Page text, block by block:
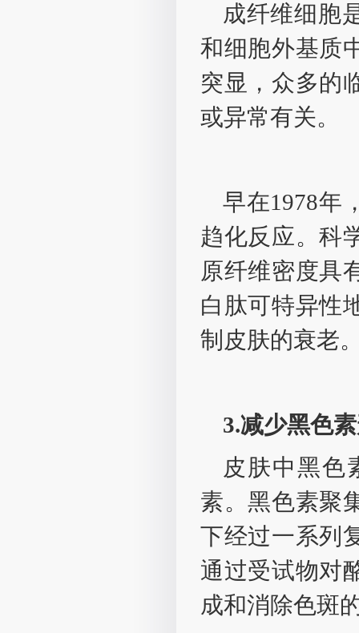
成纤维细胞
和细胞外基质
突显，众多的
或异常有关。
早在1978年
趋化反应。科
原纤维密度具
白肽可特异性
制皮肤的衰老
3.减少黑色
皮肤中黑色
素。黑色素聚
下经过一系列
通过受试物对
成和消除色斑